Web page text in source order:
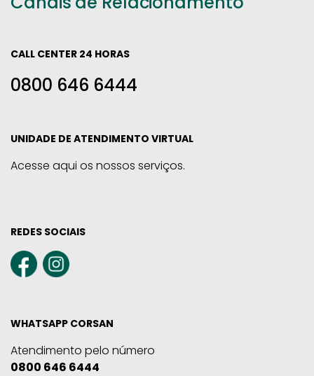
CALL CENTER 24 HORAS
0800 646 6444
UNIDADE DE ATENDIMENTO VIRTUAL
Acesse aqui os nossos serviços.
REDES SOCIAIS
WHATSAPP CORSAN
Atendimento pelo número
0800 646 6444